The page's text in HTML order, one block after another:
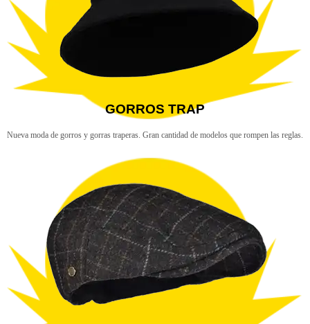
GORROS TRAP
Nueva moda de gorros y gorras traperas. Gran cantidad de modelos que rompen las reglas.